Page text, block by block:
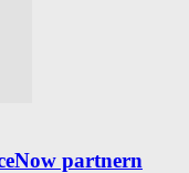
partnern